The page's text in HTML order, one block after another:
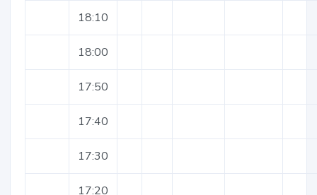
18:10
18:00
17:50
17:40
17:30
17:20